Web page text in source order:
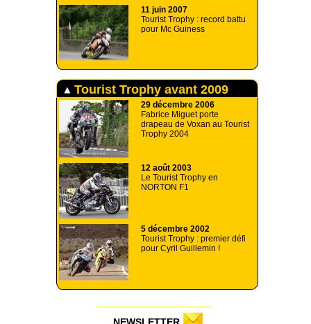
11 juin 2007
Tourist Trophy : record battu
pour Mc Guiness
Tourist Trophy avant 2009
29 décembre 2006
Fabrice Miguet porte
drapeau de Voxan au Tourist
Trophy 2004
12 août 2003
Le Tourist Trophy en
NORTON F1
5 décembre 2002
Tourist Trophy : premier défi
pour Cyril Guillemin !
NEWSLETTER